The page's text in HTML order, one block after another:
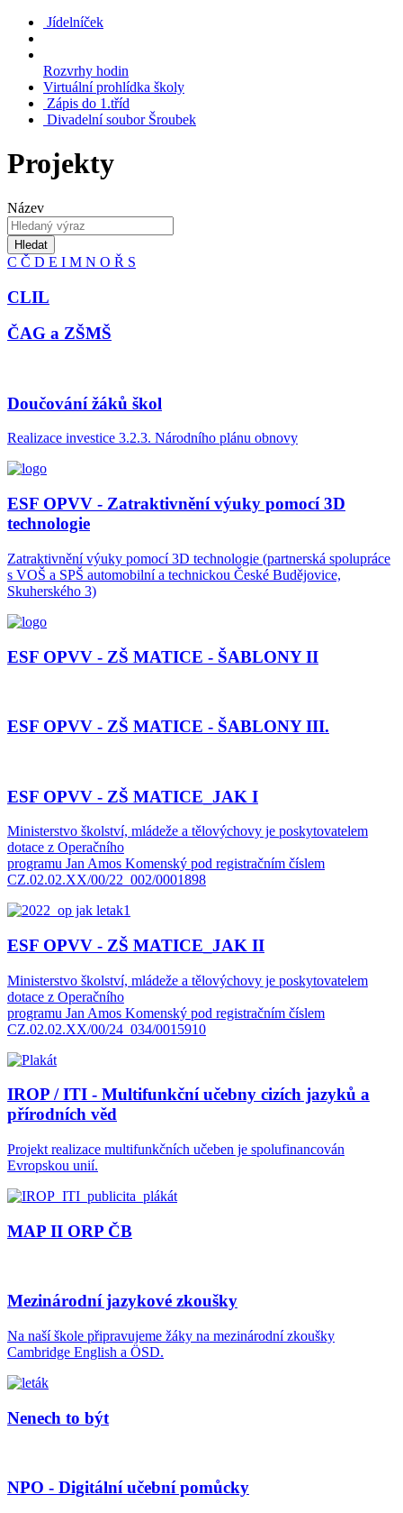
Jídelníček
Rozvrhy hodin
Virtuální prohlídka školy
Zápis do 1.tříd
Divadelní soubor Šroubek
Projekty
Název
Hledat
C Č D E I M N O Ř S
CLIL
ČAG a ZŠMŠ
Doučování žáků škol
Realizace investice 3.2.3. Národního plánu obnovy
ESF OPVV - Zatraktivnění výuky pomocí 3D
technologie
Zatraktivnění výuky pomocí 3D technologie (partnerská spolupráce
s VOŠ a SPŠ automobilní a technickou České Budějovice,
Skuherského 3)
ESF OPVV - ZŠ MATICE - ŠABLONY II
ESF OPVV - ZŠ MATICE - ŠABLONY III.
ESF OPVV - ZŠ MATICE_JAK I
Ministerstvo školství, mládeže a tělovýchovy je poskytovatelem
dotace z Operačního
programu Jan Amos Komenský pod registračním číslem
CZ.02.02.XX/00/22_002/0001898
ESF OPVV - ZŠ MATICE_JAK II
Ministerstvo školství, mládeže a tělovýchovy je poskytovatelem
dotace z Operačního
programu Jan Amos Komenský pod registračním číslem
CZ.02.02.XX/00/24_034/0015910
IROP / ITI - Multifunkční učebny cizích jazyků a
přírodních věd
Projekt realizace multifunkčních učeben je spolufinancován
Evropskou unií.
MAP II ORP ČB
Mezinárodní jazykové zkoušky
Na naší škole připravujeme žáky na mezinárodní zkoušky
Cambridge English a ÖSD.
Nenech to být
NPO - Digitální učební pomůcky